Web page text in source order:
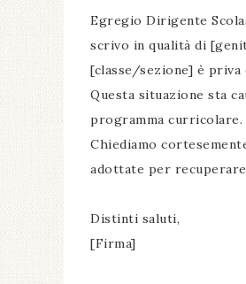
Egregio Dirigente
scrivo in qualità di
[classe/sezione] è priva
Questa situazione sta
programma curricolare.
Chiediamo
adottate per
Distinti saluti,
[Firma]